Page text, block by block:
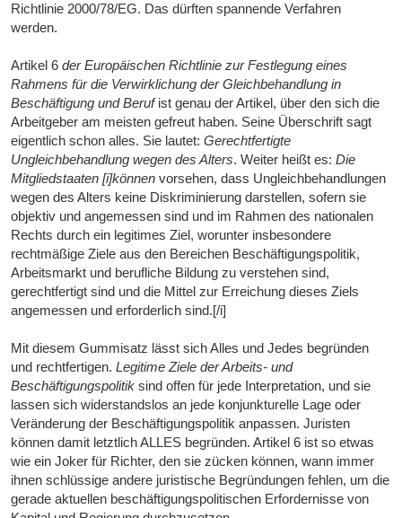
Richtlinie 2000/78/EG. Das dürften spannende Verfahren
werden.
Artikel 6der Europäischen Richtlinie zur Festlegung eines
Rahmens für die Verwirklichung der Gleichbehandlung in
Beschäftigung und Berufist genau der Artikel, über den sich die
Arbeitgeber am meisten gefreut haben. Seine Überschrift sagt
eigentlich schon alles. Sie lautet:Gerechtfertigte
Ungleichbehandlung wegen des Alters. Weiter heißt es:Die
Mitgliedstaaten [i]können vorsehen, dass Ungleichbehandlungen
wegen des Alters keine Diskriminierung darstellen, sofern sie
objektiv und angemessen sind und im Rahmen des nationalen
Rechts durch ein legitimes Ziel, worunter insbesondere
rechtmäßige Ziele aus den Bereichen Beschäftigungspolitik,
Arbeitsmarkt und berufliche Bildung zu verstehen sind,
gerechtfertigt sind und die Mittel zur Erreichung dieses Ziels
angemessen und erforderlich sind.[/i]
Mit diesem Gummisatz lässt sich Alles und Jedes begründen
und rechtfertigen.Legitime Ziele der Arbeits- und
Beschäftigungspolitiksind offen für jede Interpretation, und sie
lassen sich widerstandslos an jede konjunkturelle Lage oder
Veränderung der Beschäftigungspolitik anpassen. Juristen
können damit letztlich ALLES begründen. Artikel 6 ist so etwas
wie ein Joker für Richter, den sie zücken können, wann immer
ihnen schlüssige andere juristische Begründungen fehlen, um die
gerade aktuellen beschäftigungspolitischen Erfordernisse von